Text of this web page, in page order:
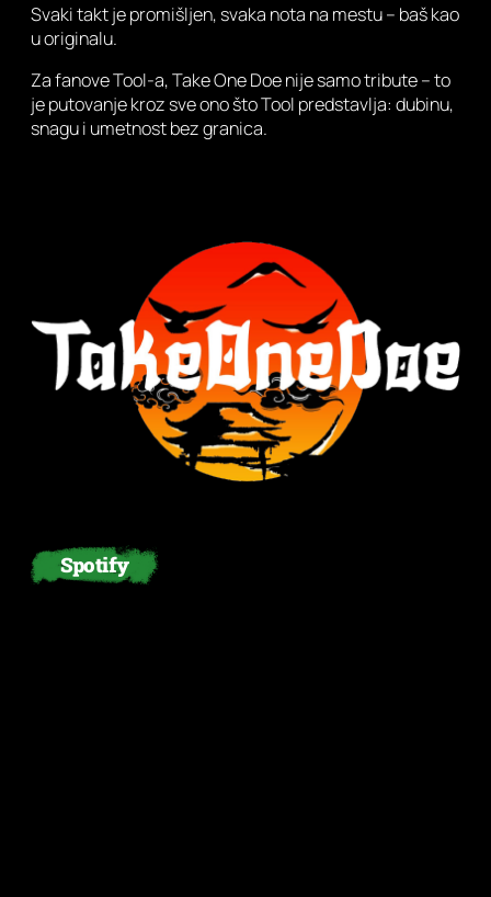
Svaki takt je promišljen, svaka nota na mestu – baš kao
u originalu.
Za fanove Tool-a, Take One Doe nije samo tribute – to
je putovanje kroz sve ono što Tool predstavlja: dubinu,
snagu i umetnost bez granica.
Spotify